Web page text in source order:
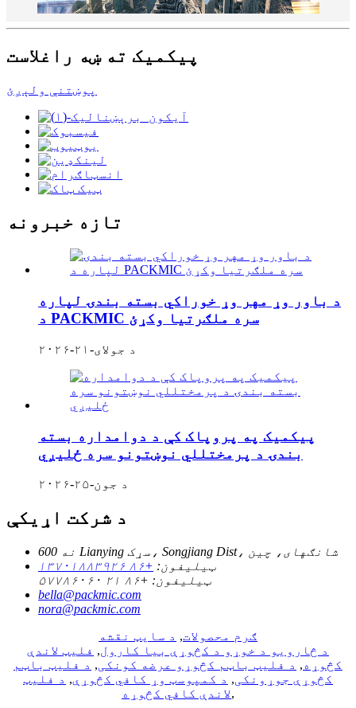
پیکمیک ته ښه راغلاست
پوښتنې ولېږئ
تازه خبرونه
د باور وړ مهر وړ خوراکي بسته بندۍ لپاره
د PACKMIC سره ملګرتیا وکړئ
د جولای-۲۱-۲۰۲۶
پیکمیک په پروپاک کې د دوامداره بسته
بندۍ د پرمختللي نوښتونو سره ځلیږي
د جون-۲۵-۲۰۲۶
د شرکت اړیکې
نه 600 Lianying سړک، Songjiang Dist، شانګهای، چین
ټیلیفون: +۸۶ ۱۳۷۰۱۸۸۳۹۲۶
ټیلیفون: +۸۶ ۲۱ ۵۷۷۸۶۰۶۰
bella@packmic.com
nora@packmic.com
ګرم محصولات, د سایټ نقشه
د څارویو د خوړو د کڅوړې بیا کارول, فلیټ لاندې
کڅوړه , د فلیټ باټم کڅوړو عرضه کونکی, د فلیټ باټم
کڅوړې جوړونکی, د کمپوسټ وړ کافي کڅوړې, د فلیټ
لاندې کافي کڅوړه,